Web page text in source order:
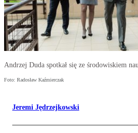
Andrzej Duda spotkał się ze środowiskiem
Foto: Radosław Kaźmierczak
Jeremi Jędrzejkowski